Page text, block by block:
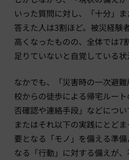
いった質問に対し、「十分」
答えた人は3割ほど。被災経験
高くなったものの、全体では7
足りていないと自覚している状
なかでも、「災害時の一次避
校からの徒歩による帰宅ルー
否確認や連絡手段」などについ
またはそれ以下の実践にとど
要となる「モノ」を備える準
なる「行動」に対する備えが